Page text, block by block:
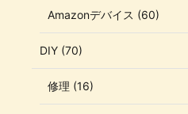
Amazonデバイス (60)
DIY (70)
修理 (16)